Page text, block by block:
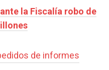
la Fiscalía robo de
de informes